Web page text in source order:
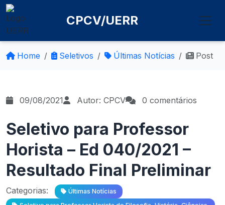
CPCV/UERR
Home Seletivos Últimas Notícias Post
09/08/2021 Autor: CPCV 0 comentários
Seletivo para Professor
Horista – Ed 040/2021 –
Resultado Final Preliminar
Categorias:
Últimas Notícias